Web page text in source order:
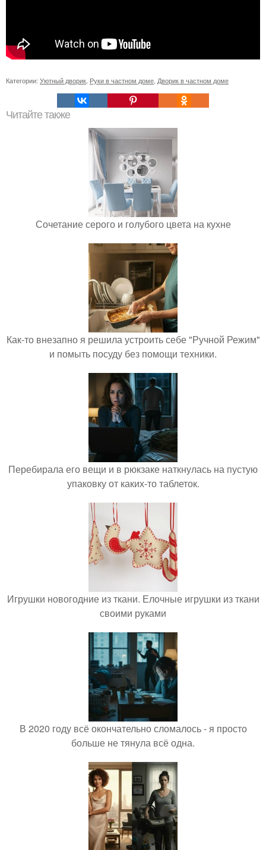
Категории: Уютный дворик Руки в частном доме Дворик в частном доме
Читайте также
Сочетание серого и голубого цвета на кухне
Как-то внезапно я решила устроить себе "Ручной Режим"
и помыть посуду без помощи техники.
Перебирала его вещи и в рюкзаке наткнулась на пустую
упаковку от каких-то таблеток.
Игрушки новогодние из ткани. Елочные игрушки из ткани
своими руками
В 2020 году всё окончательно сломалось - я просто
больше не тянула всё одна.